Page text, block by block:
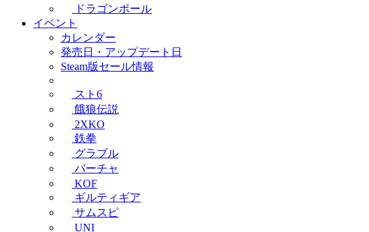
ドラゴンボール
イベント
カレンダー
発売日・アップデート日
Steam版セール情報
スト6
餓狼伝説
2XKO
鉄拳
グラブル
バーチャ
KOF
ギルティギア
サムスピ
UNI